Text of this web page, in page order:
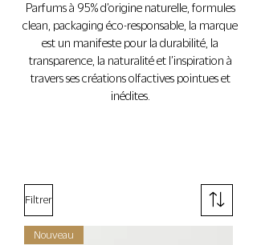
Parfums à 95% d’origine naturelle, formules
clean, packaging éco-responsable, la marque
est un manifeste pour la durabilité, la
transparence, la naturalité et l’inspiration à
travers ses créations olfactives pointues et
inédites.
Filtrer
Nouveau